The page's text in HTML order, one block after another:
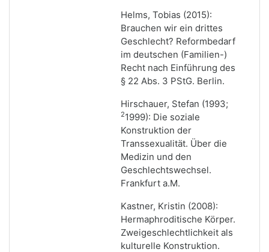
Helms, Tobias (2015):
Brauchen wir ein drittes
Geschlecht? Reformbedarf
im deutschen (Familien-)
Recht nach Einführung des
§ 22 Abs. 3 PStG. Berlin.
Hirschauer, Stefan (1993;
21999): Die soziale
Konstruktion der
Transsexualität. Über die
Medizin und den
Geschlechtswechsel.
Frankfurt a.M.
Kastner, Kristin (2008):
Hermaphroditische Körper.
Zweigeschlechtlichkeit als
kulturelle Konstruktion.